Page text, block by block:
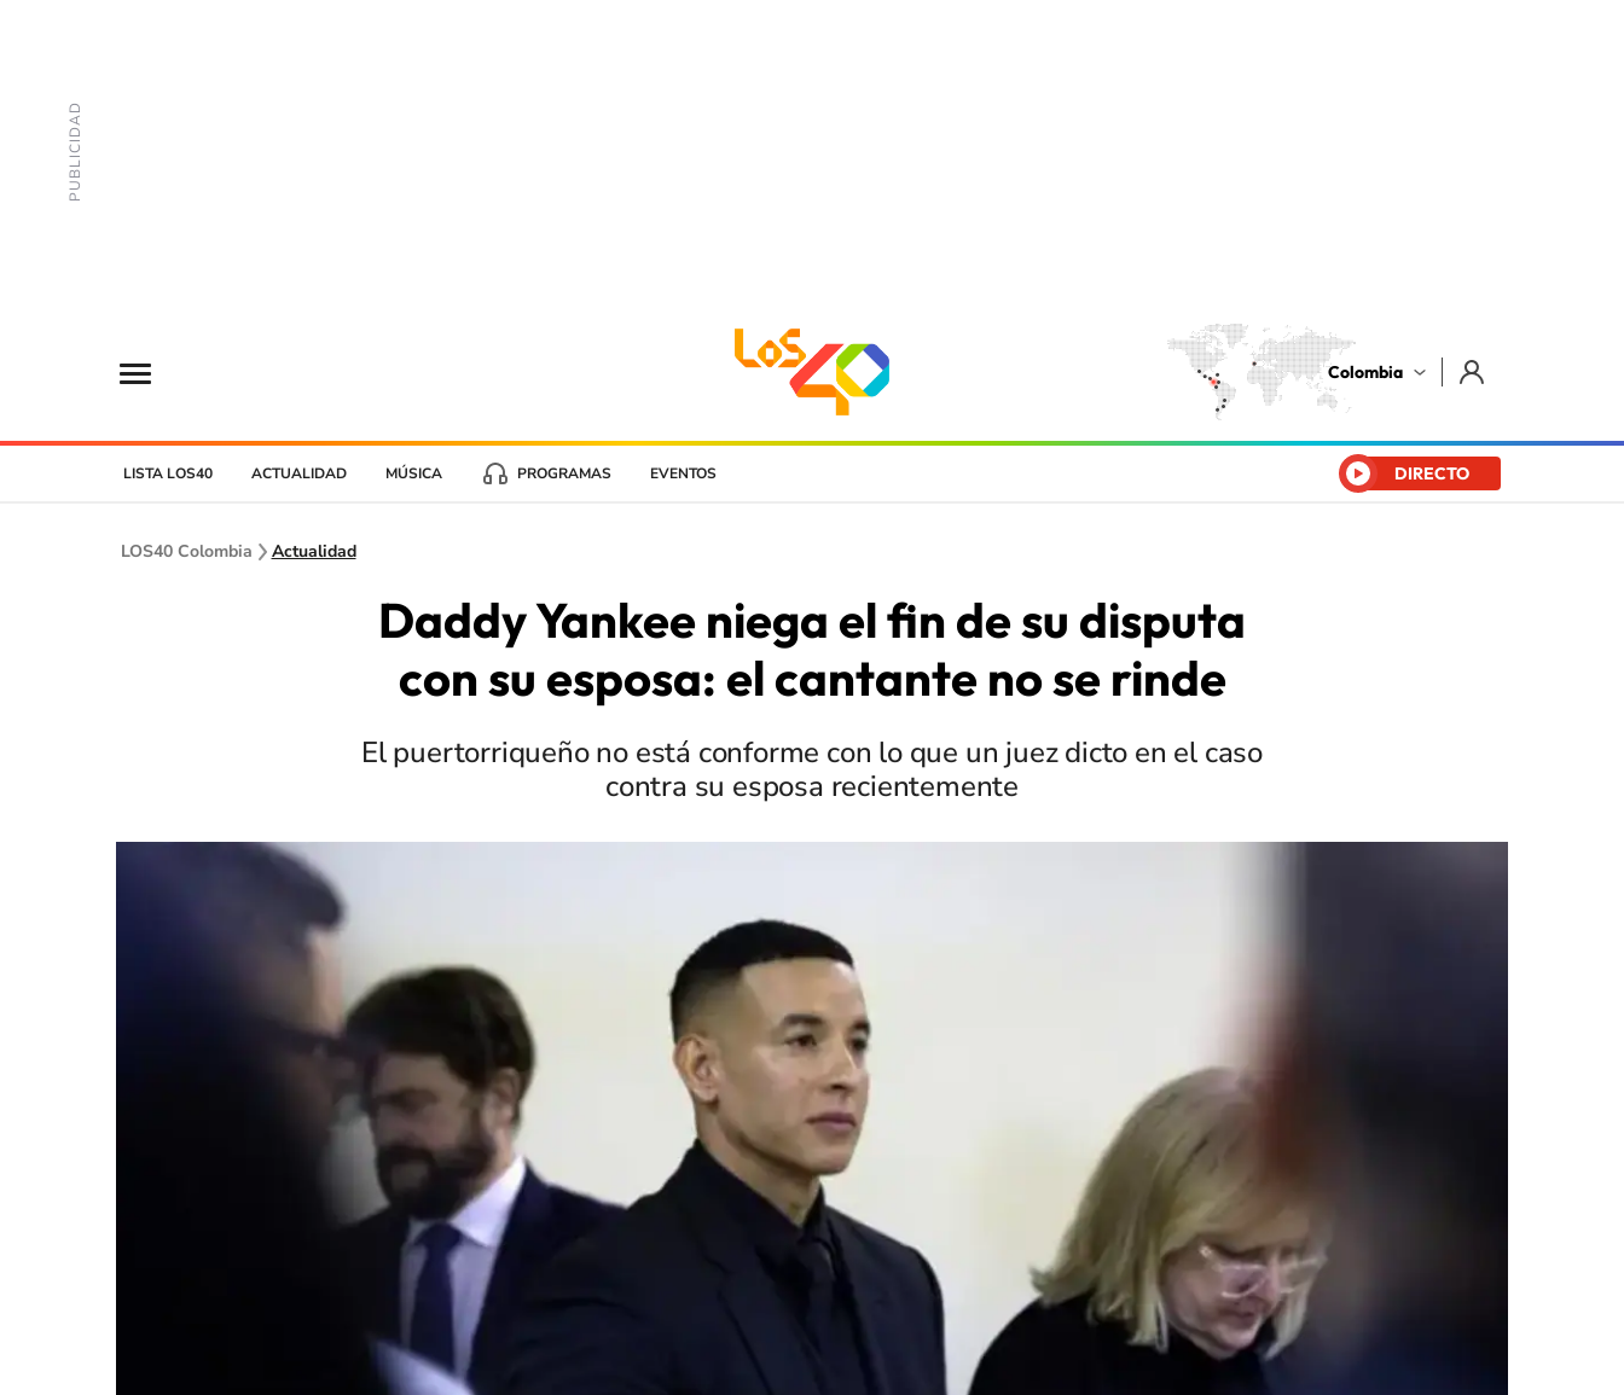
Colombia
LISTA LOS40 ACTUALIDAD MÚSICA PROGRAMAS EVENTOS DIRECTO
LOS40 Colombia Actualidad
Daddy Yankee niega el fin de su disputa
con su esposa: el cantante no se rinde
El puertorriqueño no está conforme con lo que un juez dicto en el caso
contra su esposa recientemente